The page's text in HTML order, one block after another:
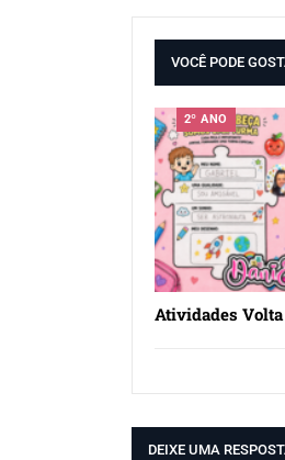
VOCÊ PODE
2º ANO
Atividades Volta
DEIXE UMA